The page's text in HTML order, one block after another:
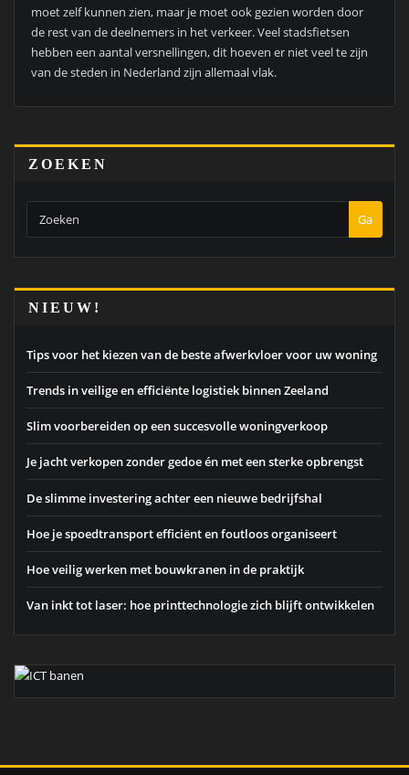
moet zelf kunnen zien, maar je moet ook gezien worden door
de rest van de deelnemers in het verkeer. Veel stadsfietsen
hebben een aantal versnellingen, dit hoeven er niet veel te zijn
van de steden in Nederland zijn allemaal vlak.
ZOEKEN
Ga
NIEUW!
Tips voor het kiezen van de beste afwerkvloer voor uw woning
Trends in veilige en efficiënte logistiek binnen Zeeland
Slim voorbereiden op een succesvolle woningverkoop
Je jacht verkopen zonder gedoe én met een sterke opbrengst
De slimme investering achter een nieuwe bedrijfshal
Hoe je spoedtransport efficiënt en foutloos organiseert
Hoe veilig werken met bouwkranen in de praktijk
Van inkt tot laser: hoe printtechnologie zich blijft ontwikkelen